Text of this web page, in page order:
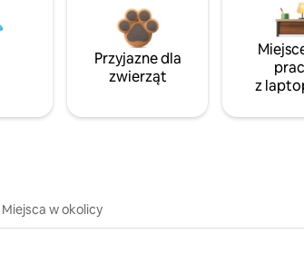
Przyjazne dla
zwierząt
z
Miejsca w okolicy